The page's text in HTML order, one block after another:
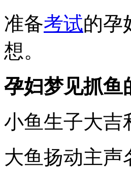
准备考试的孕
想。
孕妇梦见抓鱼
小鱼生子大吉
大鱼扬动主声